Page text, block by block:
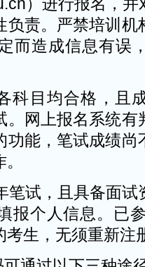
）进行报名，
负责。严禁培训机
而造成信息有误
科目均合格，且
。网上报名系统有
功能，笔试成绩尚
笔试，且具备面试
报个人信息。已
考生，无须重新注